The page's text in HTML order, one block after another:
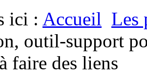
ici : Accueil Les
outil-support
faire des liens